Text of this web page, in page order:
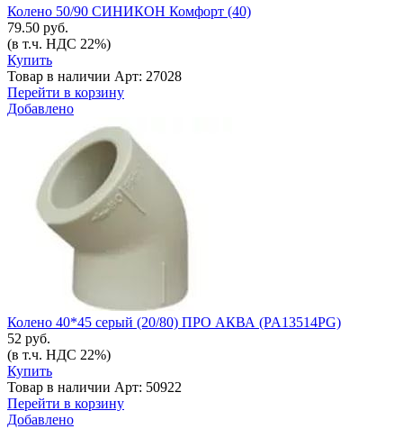
Колено 50/90 СИНИКОН Комфорт (40)
79.50 руб.
(в т.ч. НДС 22%)
Купить
Товар в наличии Арт: 27028
Перейти в корзину
Добавлено
Колено 40*45 серый (20/80) ПРО АКВА (PA13514PG)
52 руб.
(в т.ч. НДС 22%)
Купить
Товар в наличии Арт: 50922
Перейти в корзину
Добавлено